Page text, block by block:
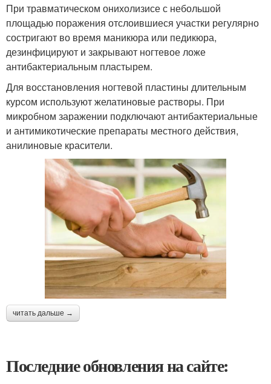
При травматическом онихолизисе с небольшой
площадью поражения отслоившиеся участки регулярно
состригают во время маникюра или педикюра,
дезинфицируют и закрывают ногтевое ложе
антибактериальным пластырем.
Для восстановления ногтевой пластины длительным
курсом используют желатиновые растворы. При
микробном заражении подключают антибактериальные
и антимикотические препараты местного действия,
анилиновые красители.
читать дальше →
Последние обновления на сайте: